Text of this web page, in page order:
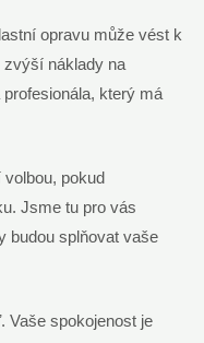
opravu může vést⁣ k
náklady na⁣
‌který má
⁤pokud
Jsme tu⁢ pro vás
budou ‍splňovat vaše
Vaše spokojenost ⁢je